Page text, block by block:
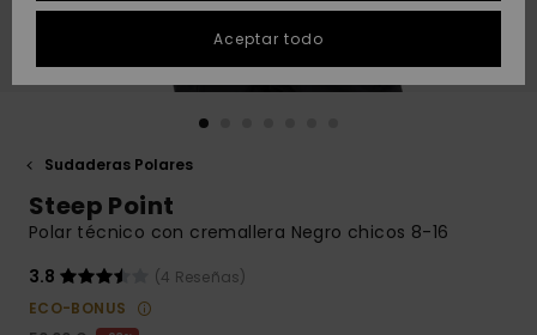
Inicia una
conversación
la respuesta
más rápida a
respuestas a
las preguntas
Sudaderas Polares
Steep Point
Polar técnico con cremallera Negro chicos 8-16
3.8
(4 Reseñas)
ECO-BONUS
Aceptar todo